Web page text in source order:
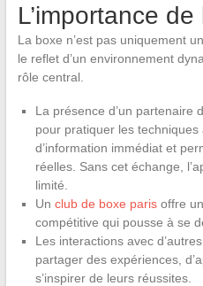
L’importance
La boxe n’est pas uniquement
le reflet d’un environnement
rôle central.
La présence d’un partenaire
pour pratiquer les
d’information immédiat et
réelles. Sans cet échange,
limité.
Un club de boxe parisoffre
compétitive qui pousse à se
Les interactions avec
partager des expériences,
s’inspirer de leurs réussites.